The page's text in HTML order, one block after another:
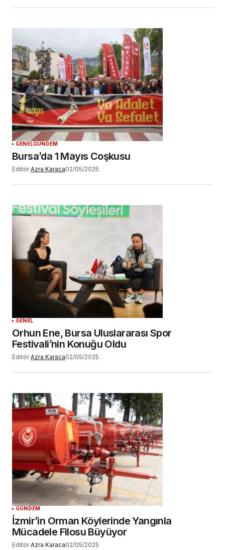
GENELGÜNDEM
Bursa’da 1 Mayıs Coşkusu
Editör Azra Karaca02/05/2025
GENEL
Orhun Ene, Bursa Uluslararası Spor
Festivali’nin Konuğu Oldu
Editör Azra Karaca02/05/2025
GÜNDEM
İzmir’in Orman Köylerinde Yangınla
Mücadele Filosu Büyüyor
Editör Azra Karaca02/05/2025